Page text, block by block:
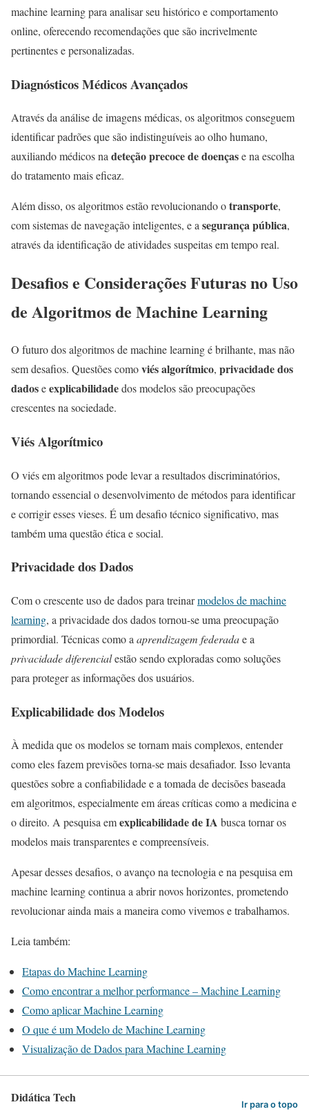
machine learning para analisar seu histórico e comportamento
online, oferecendo recomendações que são incrivelmente
pertinentes e personalizadas.
Diagnósticos Médicos Avançados
Através da análise de imagens médicas, os algoritmos conseguem
identificar padrões que são indistinguíveis ao olho humano,
auxiliando médicos nadeteção precoce de doençase na escolha
do tratamento mais eficaz.
Além disso, os algoritmos estão revolucionando otransporte,
com sistemas de navegação inteligentes, e asegurança pública,
através da identificação de atividades suspeitas em tempo real.
Desafios e Considerações Futuras no Uso
de Algoritmos de Machine Learning
O futuro dos algoritmos de machine learning é brilhante, mas não
sem desafios. Questões comoviés algorítmico, privacidade dos
dadoseexplicabilidadedos modelos são preocupações
crescentes na sociedade.
Viés Algorítmico
O viés em algoritmos pode levar a resultados discriminatórios,
tornando essencial o desenvolvimento de métodos para identificar
e corrigir esses vieses. É um desafio técnico significativo, mas
também uma questão ética e social.
Privacidade dos Dados
Com o crescente uso de dados para treinarmodelos de machine
learning, a privacidade dos dados tornou-se uma preocupação
primordial. Técnicas como a aprendizagem federadae a
privacidade diferencialestão sendo exploradas como soluções
para proteger as informações dos usuários.
Explicabilidade dos Modelos
À medida que os modelos se tornam mais complexos, entender
como eles fazem previsões torna-se mais desafiador. Isso levanta
questões sobre a confiabilidade e a tomada de decisões baseada
em algoritmos, especialmente em áreas críticas como a medicina e
o direito. A pesquisa emexplicabilidade de IA busca tornar os
modelos mais transparentes e compreensíveis.
Apesar desses desafios, o avanço na tecnologia e na pesquisa em
machine learning continua a abrir novos horizontes, prometendo
revolucionar ainda mais a maneira como vivemos e trabalhamos.
Leia também:
Etapas do Machine Learning
Como encontrar a melhor performance – Machine Learning
Como aplicar Machine Learning
O que é um Modelo de Machine Learning
Visualização de Dados para Machine Learning
Didática Tech Ir para o topo